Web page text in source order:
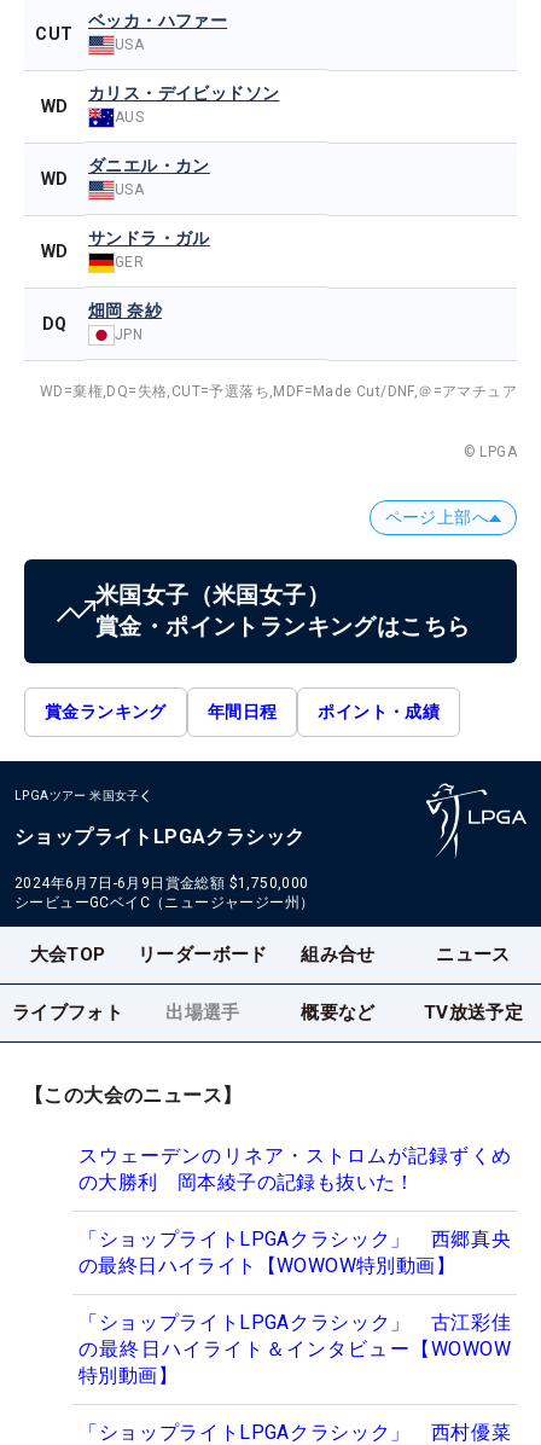
CUT
ベッカ・ハファー
USA
WD
カリス・デイビッドソン
AUS
WD
ダニエル・カン
USA
WD
サンドラ・ガル
GER
DQ
畑岡 奈紗
JPN
WD=棄権, DQ=失格, CUT=予選落ち, MDF=Made Cut/DNF,＠=アマチュア
© LPGA
ページ上部へ
米国女子 （米国女子）
賞金・ポイントランキングはこちら
賞金ランキング 年間日程 ポイント・成績
LPGAツアー 米国女子
ショップライトLPGAクラシック
2024年6月7日-6月9日 賞金総額 $1,750,000
シービューGCベイC（ニュージャージー州）
大会TOP リーダーボード 組み合せ ニュース
ライブフォト 出場選手 概要など TV放送予定
【この大会のニュース】
スウェーデンのリネア・ストロムが記録ずくめ
の大勝利 岡本綾子の記録も抜いた！
「ショップライトLPGAクラシック」 西郷真央
の最終日ハイライト【WOWOW特別動画】
「ショップライトLPGAクラシック」 古江彩佳
の最終日ハイライト＆インタビュー【WOWOW
特別動画】
「ショップライトLPGAクラシック」 西村優菜